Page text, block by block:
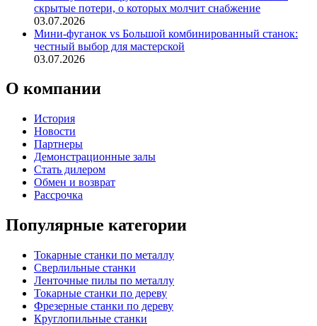
скрытые потери, о которых молчит снабжение
03.07.2026
Мини-фуганок vs Большой комбинированный станок:
честный выбор для мастерской
03.07.2026
О компании
История
Новости
Партнеры
Демонстрационные залы
Стать дилером
Обмен и возврат
Рассрочка
Популярные категории
Токарные станки по металлу
Сверлильные станки
Ленточные пилы по металлу
Токарные станки по дереву
Фрезерные станки по дереву
Круглопильные станки